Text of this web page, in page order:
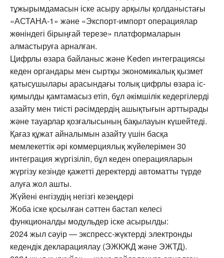
тұжырымдамасын іске асыру арқылы қолданыстағы
«АСТАНА-1» және «Экспорт-импорт операциялар
жөніндегі бірыңғай терезе» платформаларын
алмастыруға арналған.
Цифрлы өзара байланыс және Keden интеграциясы
кеден органдары мен сыртқы экономикалық қызмет
қатысушылары арасындағы толық цифрлы өзара іс-
қимылды қамтамасыз етіп, бұл әкімшілік кедергілерді
азайту мен тиісті рәсімдердің ашықтығын арттырады
және тауарлар қозғалысының бақылауын күшейтеді.
Қағаз құжат айналымын азайту үшін басқа
мемлекеттік әрі коммерциялық жүйелерімен 30
интеграция жүргізіліп, бұл кеден операцияларын
жүргізу кезінде қажетті деректерді автоматты түрде
алуға жол ашты.
Жүйені енгізудің негізгі кезеңдері
Жоба іске қосылған сәттен бастап келесі
функционалды модульдер іске асырылды:
2024 жыл сәуір — экспресс-жүктерді электронды
кедендік декларациялау (ЭЖКЖД және ЭЖТД).